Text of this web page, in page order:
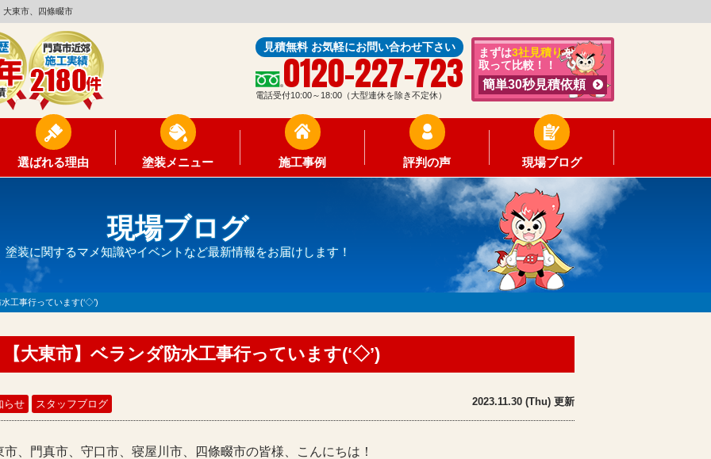
大東市、四條畷市
見積無料 お気軽にお問い合わせ下さい
0120-227-723
電話受付10:00～18:00（大型連休を除き不定休）
まずは3社見積りを
取って比較！！
簡単30秒見積依頼
選ばれる理由 塗装メニュー 施工事例 評判の声 現場ブログ
現場ブログ
塗装に関するマメ知識やイベントなど最新情報をお届けします！
工事行っています(‘◇’)ゞ
【大東市】ベランダ防水工事行っています(‘◇’)ゞ
らせ スタッフブログ 2023.11.30 (Thu) 更新
市、門真市、守口市、寝屋川市、四條畷市の皆様、こんにちは！